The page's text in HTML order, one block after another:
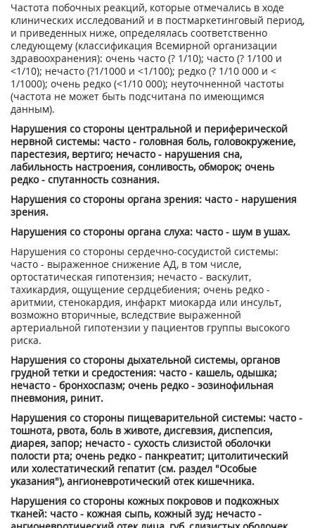
Частота побочных реакций, которые отмечались в ходе
клинических исследований и в постмаркетинговый период,
и приведенных ниже, определялась соответственно
следующему (классификация Всемирной организации
здравоохранения): очень часто (? 1/10); часто (? 1/100 и
<1/10); нечасто (?1/1000 и <1/100); редко (? 1/10 000 и <
1/1000); очень редко (<1/10 000); неуточненной частоты
(частота не может быть подсчитана по имеющимся
данным).
Нарушения со стороны центральной и периферической
нервной системы: часто - головная боль, головокружение,
парестезия, вертиго; нечасто - нарушения сна,
лабильность настроения, сонливость, обморок; очень
редко - спутанность сознания.
Нарушения со стороны органа зрения: часто - нарушения
зрения.
Нарушения со стороны органа слуха: часто - шум в ушах.
Нарушения со стороны сердечно-сосудистой системы:
часто - выраженное снижение АД, в том числе,
ортостатическая гипотензия; нечасто - васкулит,
тахикардия, ощущение сердцебиения; очень редко -
аритмии, стенокардия, инфаркт миокарда или инсульт,
возможно вторичные, вследствие выраженной
артериальной гипотензии у пациентов группы высокого
риска.
Нарушения со стороны дыхательной системы, органов
грудной тетки и средостения: часто - кашель, одышка;
нечасто - бронхоспазм; очень редко - эозинофильная
пневмония, ринит.
Нарушения со стороны пищеварительной системы: часто -
тошнота, рвота, боль в животе, дисгевзия, диспепсия,
диарея, запор; нечасто - сухость слизистой оболочки
полости рта; очень редко - панкреатит; цитолитический
или холестатический гепатит (см. раздел "Особые
указания"), ангионевротический отек кишечника.
Нарушения со стороны кожных покровов и подкожных
тканей: часто - кожная сыпь, кожный зуд; нечасто -